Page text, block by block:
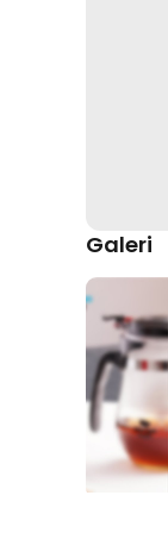
1 x
Galeri